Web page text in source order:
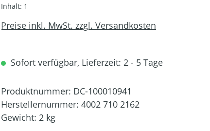
Inhalt: 1
Preise inkl. MwSt. zzgl. Versandkosten
Sofort verfügbar, Lieferzeit: 2 - 5 Tage
Produktnummer: DC-100010941
Herstellernummer: 4002 710 2162
Gewicht: 2 kg